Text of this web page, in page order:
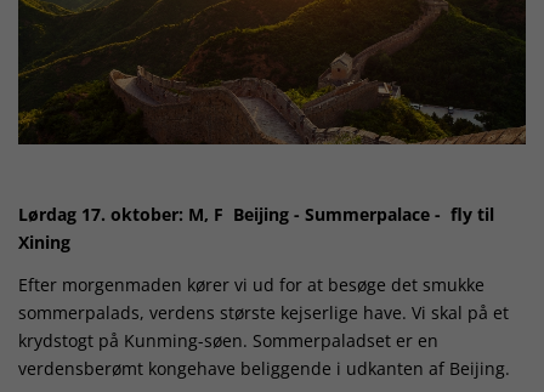
Lørdag 17. oktober: M, F Beijing - Summerpalace - fly til
Xining
Efter morgenmaden kører vi ud for at besøge det smukke
sommerpalads, verdens største kejserlige have. Vi skal på et
krydstogt på Kunming-søen. Sommerpaladset er en
verdensberømt kongehave beliggende i udkanten af Beijing.